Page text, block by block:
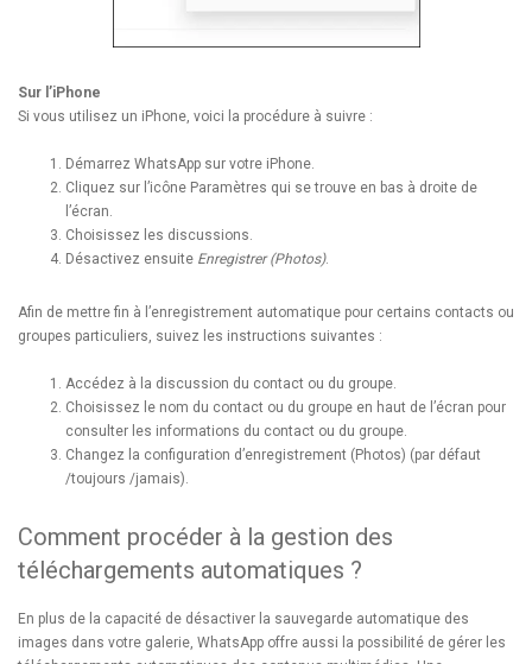
Sur l’iPhone
Si vous utilisez un iPhone, voici la procédure à suivre :
Démarrez WhatsApp sur votre iPhone.
Cliquez sur l’icône Paramètres qui se trouve en bas à droite de
l’écran.
Choisissez les discussions.
Désactivez ensuite Enregistrer (Photos).
Afin de mettre fin à l’enregistrement automatique pour certains contacts ou
groupes particuliers, suivez les instructions suivantes :
Accédez à la discussion du contact ou du groupe.
Choisissez le nom du contact ou du groupe en haut de l’écran pour
consulter les informations du contact ou du groupe.
Changez la configuration d’enregistrement (Photos) (par défaut
/toujours /jamais).
Comment procéder à la gestion des
téléchargements automatiques ?
En plus de la capacité de désactiver la sauvegarde automatique des
images dans votre galerie, WhatsApp offre aussi la possibilité de gérer les